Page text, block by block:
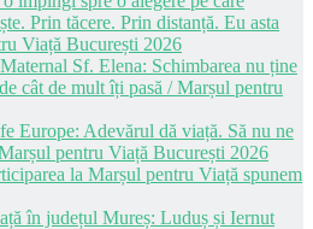
Prin tăcere. Prin distanță. Eu asta
Viață București 2026
Sf. Elena: Schimbarea nu ține
cât de mult îți pasă / Marșul pentru
Europe: Adevărul dă viață. Să nu ne
pentru Viață București 2026
la Marșul pentru Viață spunem
în județul Mureș: Luduș și Iernut